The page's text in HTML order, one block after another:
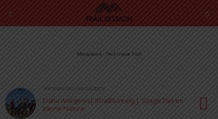
Marqueurs › Technique Trail
14 NOVEMBRE 2023 • PAR CELIA BERTIN
Dahu Ariégeois [ #TrailRunning ] : Stage Trail en
pleine Nature